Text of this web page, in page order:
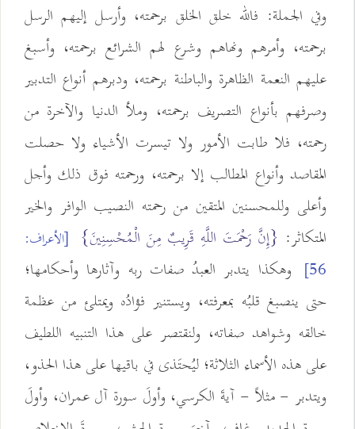
وفي الجملة: فالله خلق الخلق برحمته، وأرسل إليهم الرسل
برحمته، وأمرهم ونهاهم وشرع لهم الشرائع برحمته، وأسبغ
عليهم النعمة الظاهرة والباطنة برحمته، ودبرهم أنواع التدبير
وصرفهم بأنواع التصريف برحمته، وملأ الدنيا والآخرة من
رحمته، فلا طابت الأمور ولا تيسرت الأشياء ولا حصلت
المقاصد وأنواع المطالب إلا برحمته، ورحمته فوق ذلك وأجل
وأعلى وللمحسنين المتقين من رحمته النصيب الوافر والخير
المتكاثر: {إِنَّ رَحْمَتَ اللَّهِ قَرِيبٌ مِنَ الْمُحْسِنِينَ} [الأعراف:
56]
وهكذا يتدبر العبدُ صفات ربه وآثارها وأحكامها؛
حتى ينصبغ قلبُه بمعرفته، ويستنير فؤادُه ويمتلئ من عظمة
خالقه وشواهد صفاته، ولنقتصر على هذا التنبيه اللطيف
على هذه الأسماء الثلاثة؛ ليُحتَذى في باقيها على هذا الحذو،
ويتدبر - مثلاً - آيةَ الكرسي، وأولَ سورة آل عمران، وأولَ